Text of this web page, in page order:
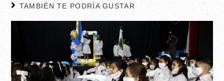
TAMBIÉN TE PODRÍA GUSTAR